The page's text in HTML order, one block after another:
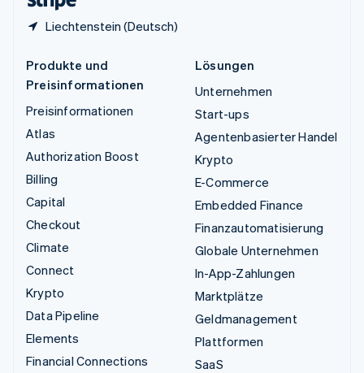
Liechtenstein (Deutsch)
Produkte und
Preisinformationen
Preisinformationen
Atlas
Authorization Boost
Billing
Capital
Checkout
Climate
Connect
Krypto
Data Pipeline
Elements
Financial Connections
Lösungen
Unternehmen
Start-ups
Agentenbasierter Handel
Krypto
E-Commerce
Embedded Finance
Finanzautomatisierung
Globale Unternehmen
In-App-Zahlungen
Marktplätze
Geldmanagement
Plattformen
SaaS